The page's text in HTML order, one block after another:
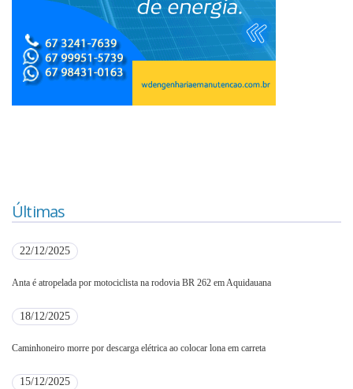
Últimas
22/12/2025
Anta é atropelada por motociclista na rodovia BR 262 em Aquidauana
18/12/2025
Caminhoneiro morre por descarga elétrica ao colocar lona em carreta
15/12/2025